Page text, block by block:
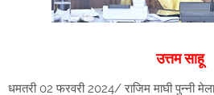
उत्तम साहू
धमतरी 02 फरवरी 2024/ राजिम माघी पुन्नी